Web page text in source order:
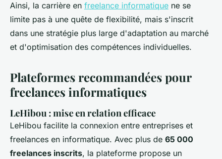
Ainsi, la carrière en freelance informatique ne se
limite pas à une quête de flexibilité, mais s'inscrit
dans une stratégie plus large d'adaptation au marché
et d'optimisation des compétences individuelles.
Plateformes recommandées pour
freelances informatiques
LeHibou : mise en relation efficace
LeHibou facilite la connexion entre entreprises et
freelances en informatique. Avec plus de 65 000
freelances inscrits, la plateforme propose un